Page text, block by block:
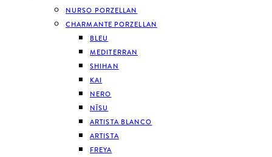
NURSO PORZELLAN
CHARMANTE PORZELLAN
BLEU
MEDITERRAN
SHIHAN
KAI
NERO
NĪSU
ARTISTA BLANCO
ARTISTA
FREYA